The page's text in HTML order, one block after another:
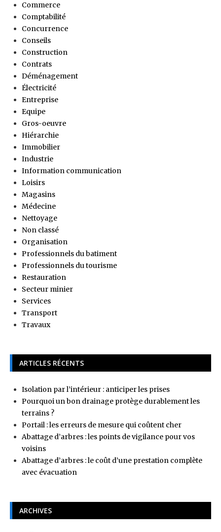
Commerce
Comptabilité
Concurrence
Conseils
Construction
Contrats
Déménagement
Électricité
Entreprise
Equipe
Gros-oeuvre
Hiérarchie
Immobilier
Industrie
Information communication
Loisirs
Magasins
Médecine
Nettoyage
Non classé
Organisation
Professionnels du batiment
Professionnels du tourisme
Restauration
Secteur minier
Services
Transport
Travaux
ARTICLES RÉCENTS
Isolation par l’intérieur : anticiper les prises
Pourquoi un bon drainage protège durablement les
terrains ?
Portail : les erreurs de mesure qui coûtent cher
Abattage d’arbres : les points de vigilance pour vos
voisins
Abattage d’arbres : le coût d’une prestation complète
avec évacuation
ARCHIVES